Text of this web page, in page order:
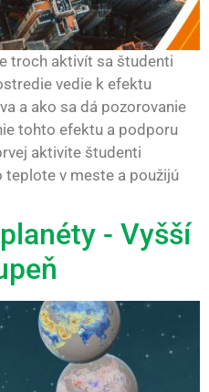
troch aktivít sa študenti
vedie k efektu
a ako sa dá pozorovanie
tohto efektu a podporu
aktivite študenti
teplote v meste a použijú
- Vyšší